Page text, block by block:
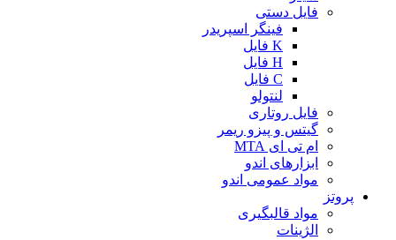
فایل دستی
فینگر اسپریدر
K فایل
H فایل
C فایل
لنتولو
فایل روتاری
گیتس و پیزو ریمر
ام تی ای MTA
ابزارهای اندو
مواد عمومی اندو
پروتز
مواد قالبگیری
الژینات